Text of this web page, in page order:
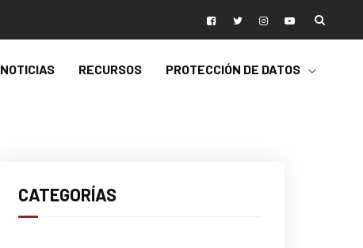
NOTICIAS RECURSOS PROTECCIÓN DE DATOS
CATEGORÍAS